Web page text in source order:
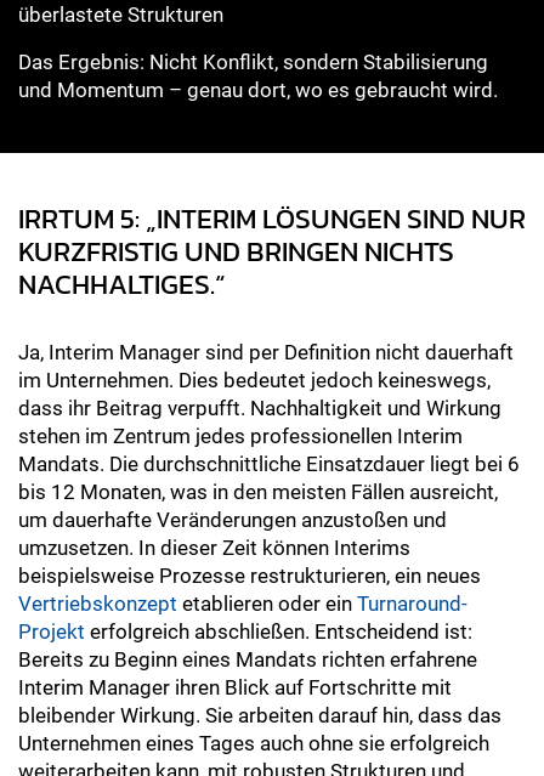
überlastete Strukturen
Das Ergebnis: Nicht Konflikt, sondern Stabilisierung
und Momentum – genau dort, wo es gebraucht wird.
IRRTUM 5: „INTERIM LÖSUNGEN SIND NUR
KURZFRISTIG UND BRINGEN NICHTS
NACHHALTIGES.“
Ja, Interim Manager sind per Definition nicht dauerhaft
im Unternehmen. Dies bedeutet jedoch keineswegs,
dass ihr Beitrag verpufft. Nachhaltigkeit und Wirkung
stehen im Zentrum jedes professionellen Interim
Mandats. Die durchschnittliche Einsatzdauer liegt bei 6
bis 12 Monaten, was in den meisten Fällen ausreicht,
um dauerhafte Veränderungen anzustoßen und
umzusetzen. In dieser Zeit können Interims
beispielsweise Prozesse restrukturieren, ein neues
Vertriebskonzept etablieren oder ein Turnaround-
Projekt erfolgreich abschließen. Entscheidend ist:
Bereits zu Beginn eines Mandats richten erfahrene
Interim Manager ihren Blick auf Fortschritte mit
bleibender Wirkung. Sie arbeiten darauf hin, dass das
Unternehmen eines Tages auch ohne sie erfolgreich
weiterarbeiten kann, mit robusten Strukturen und